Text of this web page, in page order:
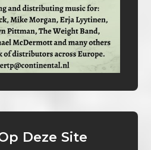
Deze Site